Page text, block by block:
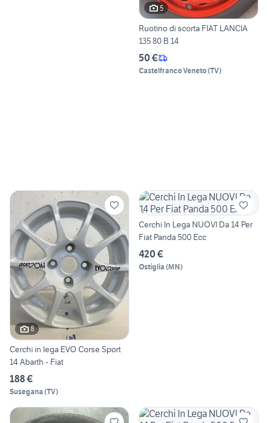
5
Ruotino di scorta FIAT LANCIA
135 80 B 14
50 €
Castelfranco Veneto(TV)
8
Cerchi in lega EVO Corse Sport
14 Abarth - Fiat
188 €
Susegana (TV)
Cerchi In Lega NUOVI Da 14 Per
Fiat Panda 500 Ecc
420 €
Ostiglia (MN)